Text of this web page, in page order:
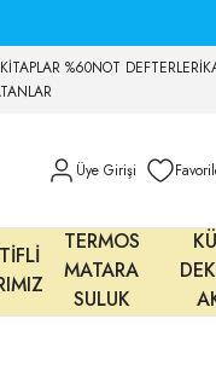
%60NOT DEFTERLERİ
Üye Girişi
TERMOS
MATARA
SULUK